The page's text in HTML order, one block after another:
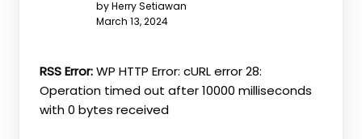
by Herry Setiawan
March 13, 2024
RSS Error:WP HTTP Error: cURL error 28:
Operation timed out after 10000 milliseconds
with 0 bytes received